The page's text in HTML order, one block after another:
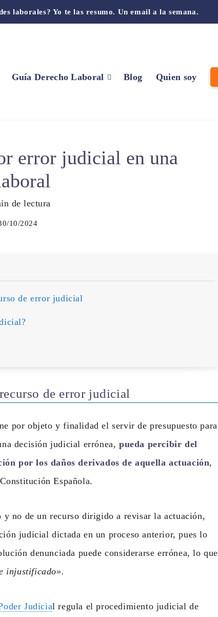
laborales? Yo te las resumo. Un email a la semana.
Guía Derecho Laboral Blog Quien soy
error judicial en una
de lectura
10/2024
de error judicial
de error judicial
por objeto y finalidad el servir de presupuesto para
decisión judicial errónea,pueda percibir del
por los daños derivados de aquella actuación,
Española.
y no de un recurso dirigido a revisar la actuación,
judicial dictada en un proceso anterior, pues lo
denunciada puede considerarse errónea, lo que
injustificado».
Judicial regula el procedimiento judicial de